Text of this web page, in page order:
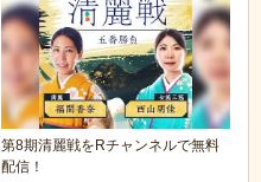
第8期清麗戦をRチャンネルで無料
配信！